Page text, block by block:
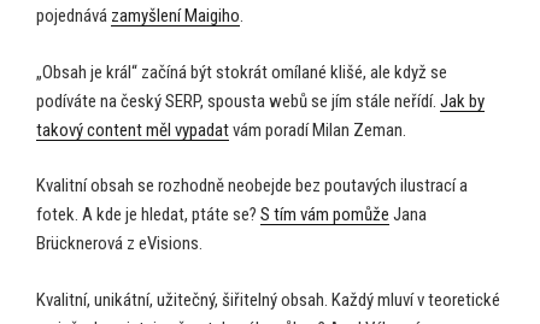
pojednává zamyšlení Maigiho.
„Obsah je král“ začíná být stokrát omílané klišé, ale když se
podíváte na český SERP, spousta webů se jím stále neřídí. Jak by
takový content měl vypadatvám poradí Milan Zeman.
Kvalitní obsah se rozhodně neobejde bez poutavých ilustrací a
fotek. A kde je hledat, ptáte se? S tím vám pomůže Jana
Brücknerová z eVisions.
Kvalitní, unikátní, užitečný, šiřitelný obsah. Každý mluví v teoretické